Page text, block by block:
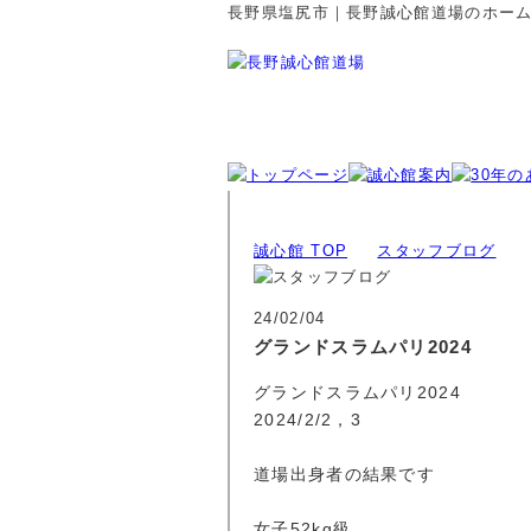
長野県塩尻市｜長野誠心館道場のホー
誠心館 TOP スタッフブログ
24/02/04
グランドスラムパリ2024
グランドスラムパリ2024
2024/2/2，3
道場出身者の結果です